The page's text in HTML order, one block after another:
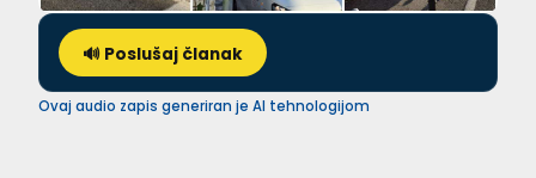
🔊 Poslušaj članak
Ovaj audio zapis generiran je AI tehnologijom